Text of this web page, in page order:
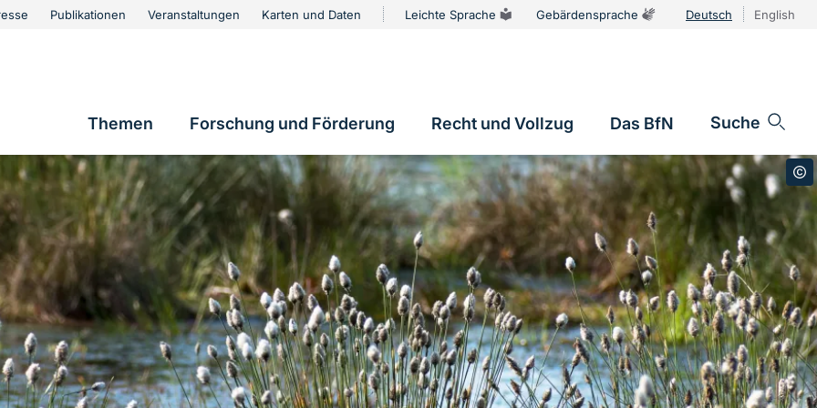
Publikationen Veranstaltungen Karten und Daten Leichte Sprache Gebärdensprache Deutsch English
Hauptnavigation
Themen Forschung und Förderung Recht und Vollzug Das BfN Suche